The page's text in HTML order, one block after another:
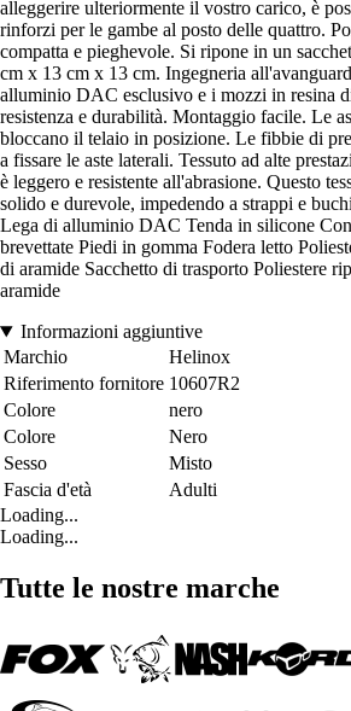
alleggerire ulteriormente il vostro carico, è
rinforzi per le gambe al posto delle quattro.
compatta e pieghevole. Si ripone in un
cm x 13 cm x 13 cm. Ingegneria
alluminio DAC esclusivo e i mozzi in resina
resistenza e durabilità. Montaggio facile. Le
bloccano il telaio in posizione. Le fibbie di
a fissare le aste laterali. Tessuto ad alte
è leggero e resistente all'abrasione. Questo
solido e durevole, impedendo a strappi e
Lega di alluminio DAC Tenda in silicone
brevettate Piedi in gomma Fodera letto
di aramide Sacchetto di trasporto Poliestere
aramide
Informazioni aggiuntive
Marchio
Helinox
Riferimento fornitore 10607R2
Colore
nero
Colore
Nero
Sesso
Misto
Fascia d'età
Adulti
Loading...
Loading...
Tutte le nostre marche